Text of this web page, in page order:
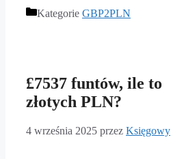
Kategorie GBP2PLN
£7537 funtów, ile to
złotych PLN?
4 września 2025 przez Księgowy